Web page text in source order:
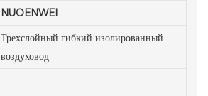
NUOENWEI
Трехслойный гибкий изолированный
воздуховод